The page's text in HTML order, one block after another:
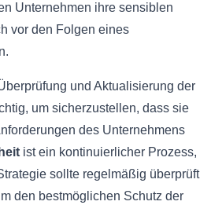
Unternehmen ihre sensiblen
vor den Folgen eines
und Aktualisierung der
um sicherzustellen, dass sie
des Unternehmens
ist ein kontinuierlicher Prozess,
sollte regelmäßig überprüft
den bestmöglichen Schutz der